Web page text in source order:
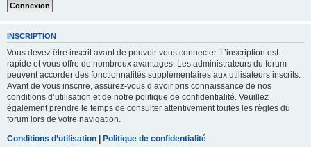
INSCRIPTION
Vous devez être inscrit avant de pouvoir vous connecter. L’inscription est
rapide et vous offre de nombreux avantages. Les administrateurs du forum
peuvent accorder des fonctionnalités supplémentaires aux utilisateurs inscrits.
Avant de vous inscrire, assurez-vous d’avoir pris connaissance de nos
conditions d’utilisation et de notre politique de confidentialité. Veuillez
également prendre le temps de consulter attentivement toutes les règles du
forum lors de votre navigation.
Conditions d’utilisation | Politique de confidentialité